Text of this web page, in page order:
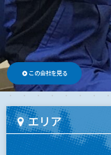
この会社を見る
エリア